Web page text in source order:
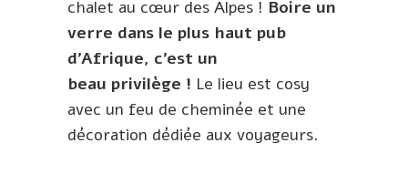
chalet au cœur des Alpes ! Boire un
verre dans le plus haut pub
d’Afrique, c’est un
beau privilège ! Le lieu est cosy
avec un feu de cheminée et une
décoration dédiée aux voyageurs.